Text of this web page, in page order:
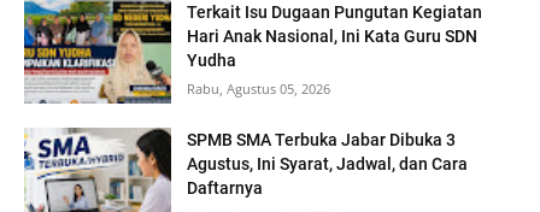
Terkait Isu Dugaan Pungutan Kegiatan
Hari Anak Nasional, Ini Kata Guru SDN
Yudha
Rabu, Agustus 05, 2026
SPMB SMA Terbuka Jabar Dibuka 3
Agustus, Ini Syarat, Jadwal, dan Cara
Daftarnya